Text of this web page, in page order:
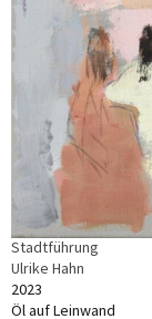
Stadtführung
Ulrike Hahn
2023
Öl auf Leinwand